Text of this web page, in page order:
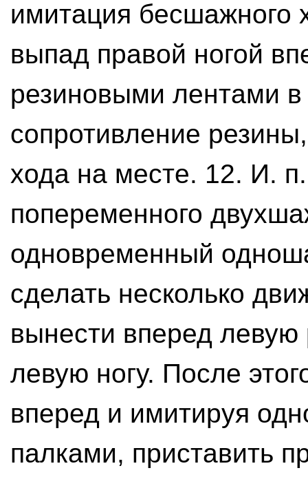
имитация бесшажного
выпад правой ногой
резиновыми лентами
сопротивление
хода на месте. 12. И.
попеременного
одновременный
сделать несколько
вынести вперед левую
левую ногу. После
вперед и имитируя
палками, приставить